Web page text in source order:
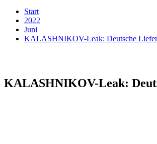
Start
2022
Juni
KALASHNIKOV-Leak: Deutsche
KALASHNIKOV-Leak: